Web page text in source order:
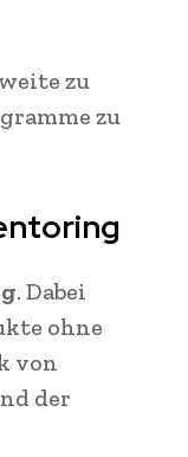
zu
zu
. Dabei
ohne
von
der